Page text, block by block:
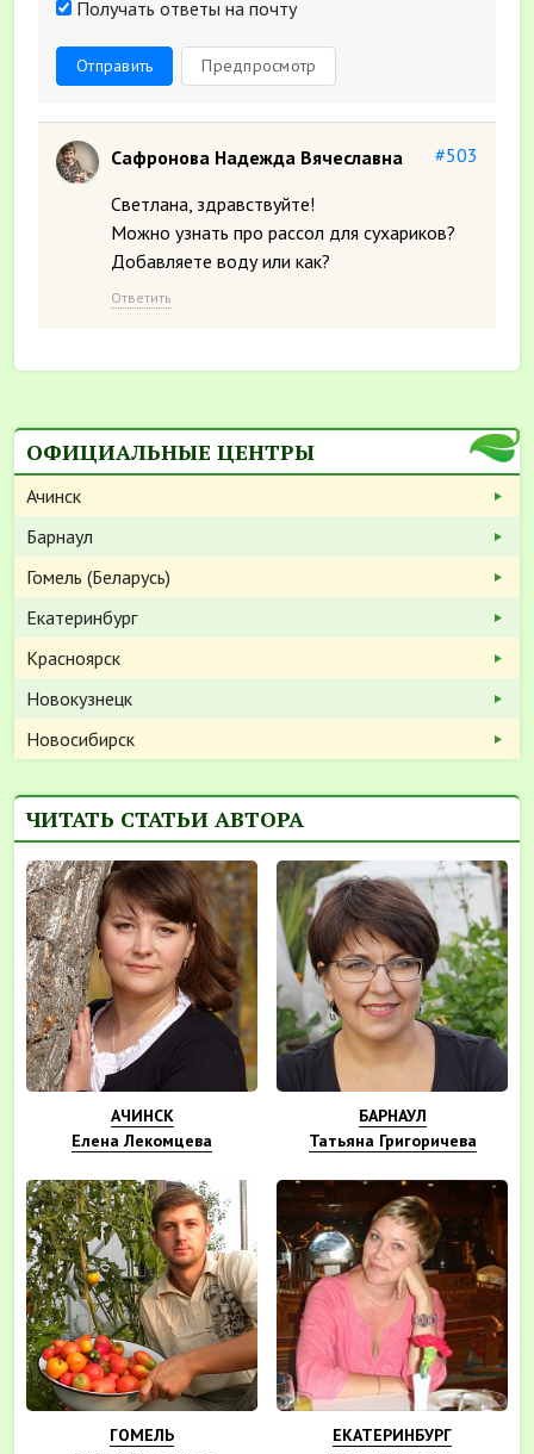
Получать ответы на почту
Отправить Предпросмотр
#503
Сафронова Надежда Вячеславна
Светлана, здравствуйте!
Можно узнать про рассол для сухариков?
Добавляете воду или как?
Ответить
ОФИЦИАЛЬНЫЕ ЦЕНТРЫ
Ачинск
Барнаул
Гомель (Беларусь)
Екатеринбург
Красноярск
Новокузнецк
Новосибирск
ЧИТАТЬ СТАТЬИ АВТОРА
АЧИНСК
Елена Лекомцева
БАРНАУЛ
Татьяна Григоричева
ГОМЕЛЬ
ЕКАТЕРИНБУРГ